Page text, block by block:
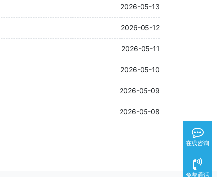
2026-05-13
2026-05-12
2026-05-11
2026-05-10
2026-05-09
2026-05-08
在线咨询
免费通话